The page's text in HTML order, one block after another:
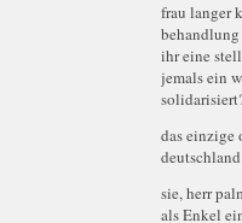
frau langer
ihr eine
jemals ein
das einzige
sie, herr
als Enkel